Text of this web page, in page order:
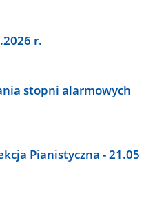
r.
stopni alarmowych
Pianistyczna - 21.05